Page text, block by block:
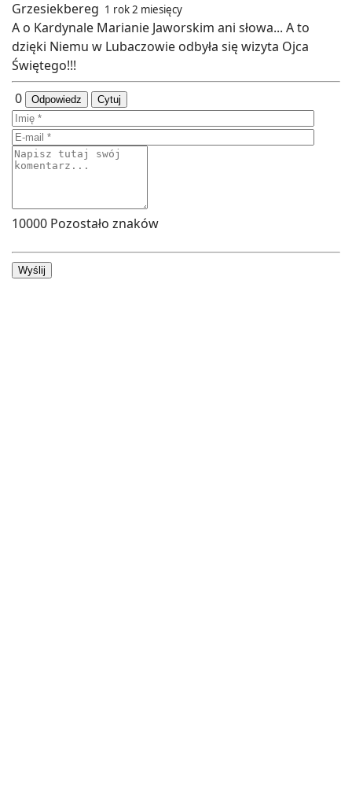
Grzesiekbereg 1 rok 2 miesięcy
A o Kardynale Marianie Jaworskim ani słowa... A to
dzięki Niemu w Lubaczowie odbyła się wizyta Ojca
Świętego!!!
0
Odpowiedz Cytuj
10000 Pozostało znaków
Wyślij